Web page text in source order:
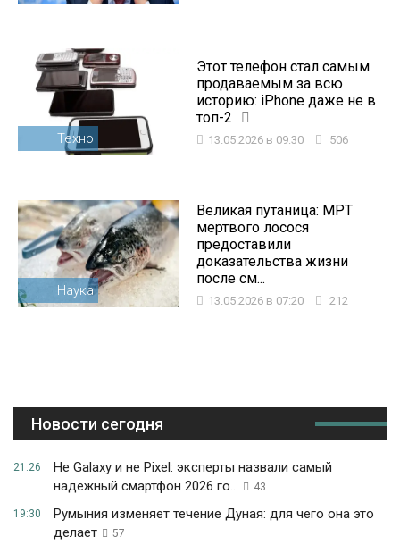
Техно
Этот телефон стал самым
продаваемым за всю
историю: iPhone даже не в
топ-2
13.05.2026 в 09:30 506
Наука
Великая путаница: МРТ
мертвого лосося
предоставили
доказательства жизни
после см...
13.05.2026 в 07:20 212
Новости сегодня
21:26
Не Galaxy и не Pixel: эксперты назвали самый
надежный смартфон 2026 го...
43
19:30
Румыния изменяет течение Дуная: для чего она это
делает
57